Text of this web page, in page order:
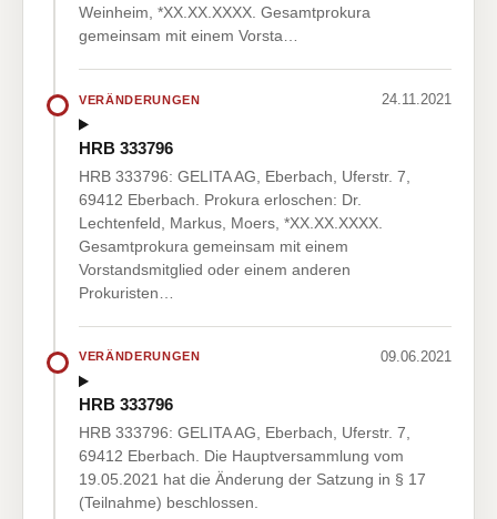
Weinheim, *XX.XX.XXXX. Gesamtprokura
gemeinsam mit einem Vorsta…
VERÄNDERUNGEN 24.11.2021
HRB 333796
HRB 333796: GELITA AG, Eberbach, Uferstr. 7,
69412 Eberbach. Prokura erloschen: Dr.
Lechtenfeld, Markus, Moers, *XX.XX.XXXX.
Gesamtprokura gemeinsam mit einem
Vorstandsmitglied oder einem anderen
Prokuristen…
VERÄNDERUNGEN 09.06.2021
HRB 333796
HRB 333796: GELITA AG, Eberbach, Uferstr. 7,
69412 Eberbach. Die Hauptversammlung vom
19.05.2021 hat die Änderung der Satzung in § 17
(Teilnahme) beschlossen.